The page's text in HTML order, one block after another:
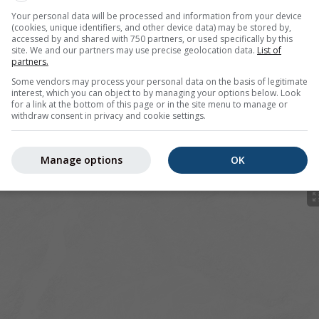
46.72°N 10.18°O bietet alle Wetterinformationen in 3
Your personal data will be processed and information from your device
(cookies, unique identifiers, and other device data) may be stored by,
accessed by and shared with 750 partners, or used specifically by this
site. We and our partners may use precise geolocation data. List of
partners.
Some vendors may process your personal data on the basis of legitimate
interest, which you can object to by managing your options below. Look
for a link at the bottom of this page or in the site menu to manage or
withdraw consent in privacy and cookie settings.
OK
Manage options